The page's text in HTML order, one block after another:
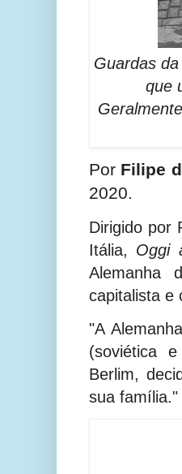
Guardas
que
Por Filipe
2020.
Dirigido por
Itália, Oggi
Alemanha
capitalista e
"A
(soviética
Berlim,
sua família."